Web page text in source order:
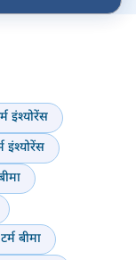
इंश्योरेंस
इंश्योरेंस
बीमा